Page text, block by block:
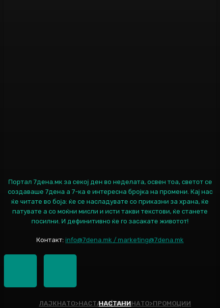
ЛАЈКНАТО>НАСТАНИ|ЛАЈКНАТО>ПРОМОЦИИ
НАСТАНИ
Портал 7дена.мк за секој ден во неделата, освен тоа, светот се
создаваше 7дена а 7-ка е интересна бројка на промени. Кај нас
ќе читате во боја: ќе се насладувате со приказни за храна, ќе
патувате а со моќни мисли и исти такви текстови, ќе станете
посилни. И дефинитивно ќе го засакате животот!
Контакт: info@7dena.mk / marketing@7dena.mk